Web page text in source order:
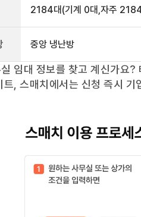
2184대 (기계 0대,자주
중앙 냉난방
임대 정보를 찾고 계신가요?
트, 스매치에서는 신청 즉시 기